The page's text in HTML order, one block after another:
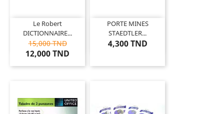
Le Robert
DICTIONNAIRE...
15,000 TND
12,000 TND
PORTE MINES
STAEDTLER...
4,300 TND